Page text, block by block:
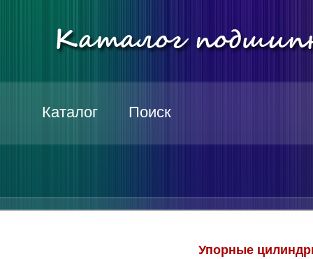
Каталог Поиск
Упорные